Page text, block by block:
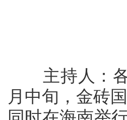
主持人：各
月中旬，金砖